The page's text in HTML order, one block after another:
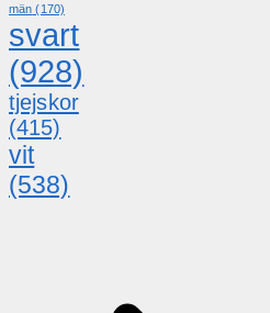
män (170)
svart
(928)
tjejskor
(415)
vit
(538)